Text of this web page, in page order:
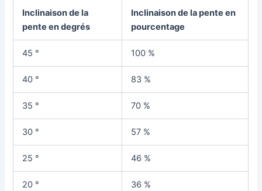
Inclinaison de la
pente en degrés
Inclinaison de la pente en
pourcentage
45 ° 100 %
40 ° 83 %
35 ° 70 %
30 ° 57 %
25 ° 46 %
20 ° 36 %